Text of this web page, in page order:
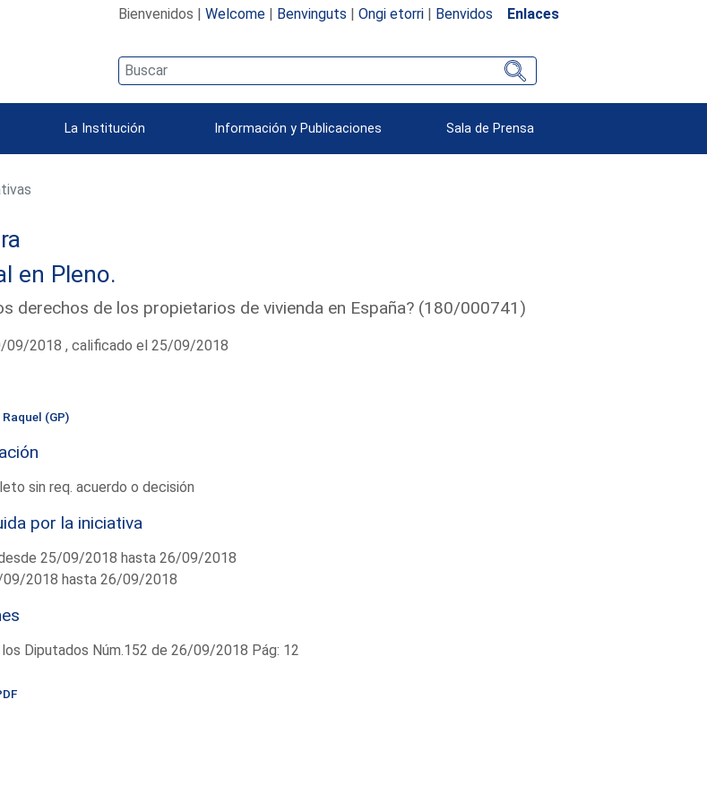
Bienvenidos | Welcome| Benvinguts | Ongi etorri| Benvidos Enlaces
La Institución Información y Publicaciones Sala de Prensa
en Pleno.
derechos de los propietarios de vivienda en España? (180/000741)
09/2018 , calificado el 25/09/2018
(GP)
sin req. acuerdo o decisión
por la iniciativa
25/09/2018 hasta 26/09/2018
2018 hasta 26/09/2018
los Diputados Núm.152 de 26/09/2018 Pág: 12